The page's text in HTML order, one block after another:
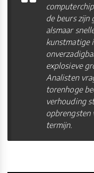
de beurs zijn
alsmaar
kunstmatige
explosieve
Analisten
torenhoge
verhouding
opbrengsten
termijn.